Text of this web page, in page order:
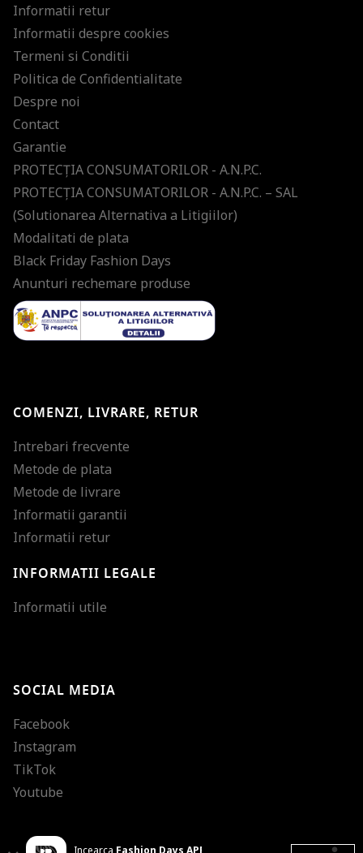
Informatii retur
Informatii despre cookies
Termeni si Conditii
Politica de Confidentialitate
Despre noi
Contact
Garantie
PROTECŢIA CONSUMATORILOR - A.N.P.C.
PROTECŢIA CONSUMATORILOR - A.N.P.C. – SAL
(Solutionarea Alternativa a Litigiilor)
Modalitati de plata
Black Friday Fashion Days
Anunturi rechemare produse
COMENZI, LIVRARE, RETUR
Intrebari frecvente
Metode de plata
Metode de livrare
Informatii garantii
Informatii retur
INFORMATII LEGALE
Informatii utile
SOCIAL MEDIA
Facebook
Instagram
TikTok
Youtube
Incearca Fashion Days APP